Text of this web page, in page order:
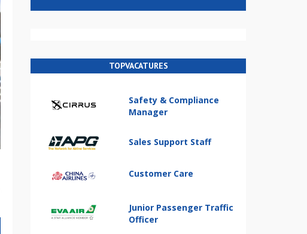
TOPVACATURES
Safety & Compliance
Manager
Sales Support Staff
Customer Care
Junior Passenger Traffic
Officer